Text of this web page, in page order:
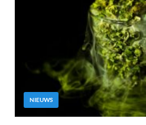
NIEUWS